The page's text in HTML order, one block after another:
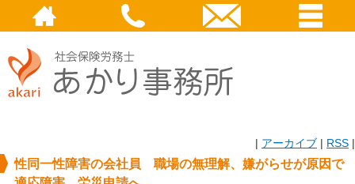
| アーカイブ | RSS |
性同一性障害の会社員 職場の無理解、嫌がらせが原因で